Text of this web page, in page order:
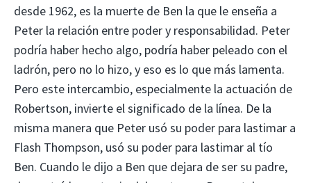
desde 1962, es la muerte de Ben la que le enseña a
Peter la relación entre poder y responsabilidad. Peter
podría haber hecho algo, podría haber peleado con el
ladrón, pero no lo hizo, y eso es lo que más lamenta.
Pero este intercambio, especialmente la actuación de
Robertson, invierte el significado de la línea. De la
misma manera que Peter usó su poder para lastimar a
Flash Thompson, usó su poder para lastimar al tío
Ben. Cuando le dijo a Ben que dejara de ser su padre,